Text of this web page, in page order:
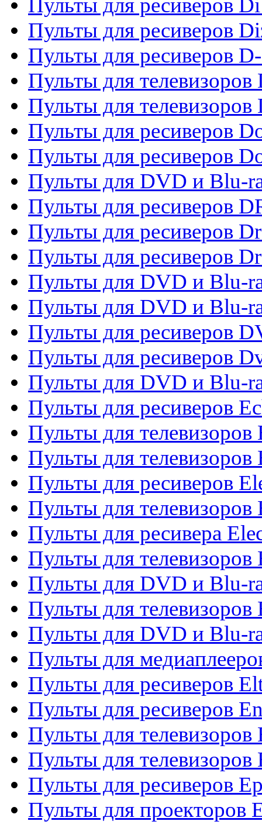
Пульты для ресиверов
Пульты для ресиверов
Пульты для ресиверов
Пульты для телевизоров
Пульты для
Пульты для ресиверов
Пульты для ресиверов
Пульты для DVD и Blu-
Пульты для ресиверов
Пульты для ресиверов
Пульты для ресиверов
Пульты для DVD и Blu-
Пульты для DVD и Blu-
Пульты для ресиверов
Пульты для ресиверов
Пульты для DVD и Blu-
Пульты для ресиверов
Пульты для телевизоров
Пульты для телевизоров
Пульты для ресиверов
Пульты для телевизоров
Пульты для ресивера
Пульты для телевизоров
Пульты для DVD и Blu-
Пульты для телевизоров
Пульты для DVD и Blu-
Пульты для
Пульты для ресиверов
Пульты для ресиверов
Пульты для телевизоров
Пульты для телевизоров
Пульты для ресиверов
Пульты для проекторов